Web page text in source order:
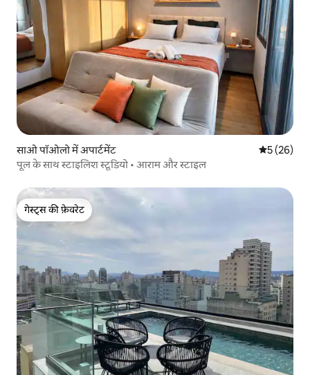
साओ पॉओलो में अपार्टमेंट औसत रेटिंग
5 (26)
पूल के साथ स्टाइलिश स्टूडियो • आराम और स्टाइल
गेस्ट्स की फ़ेवरेट
गेस्ट्स की फ़ेवरेट